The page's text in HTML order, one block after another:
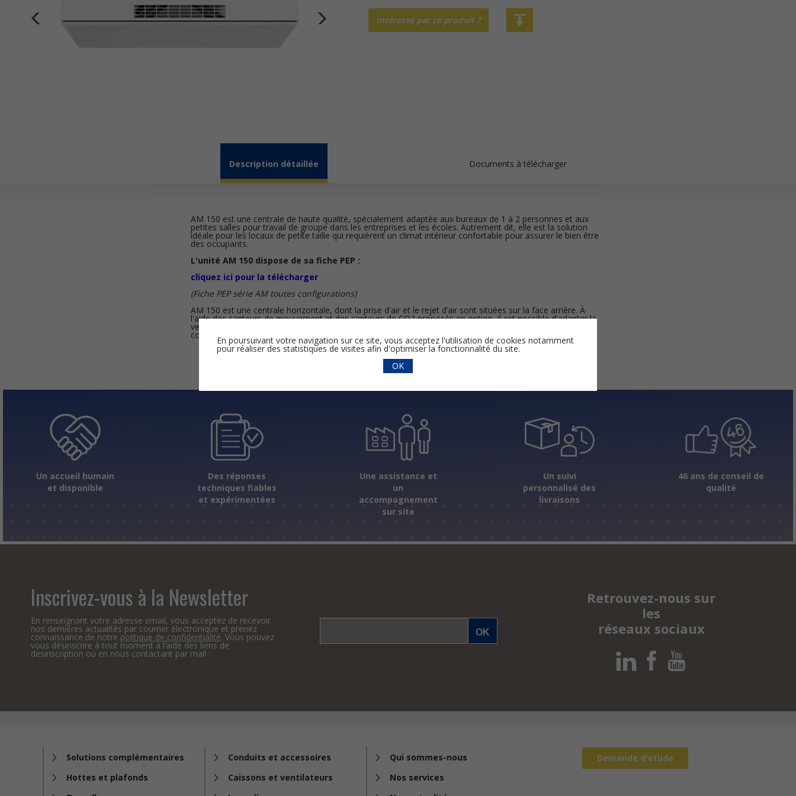
Intéressé par ce produit ?
Description détaillée Documents à télécharger
AM 150 est une centrale de haute qualité, spécialement adaptée aux bureaux de 1 à 2 personnes et aux
petites salles pour travail de groupe dans les entreprises et les écoles. Autrement dit, elle est la solution
idéale pour les locaux de petite taille qui requièrent un climat intérieur confortable pour assurer le bien être
des occupants.
L'unité AM 150 dispose de sa fiche PEP :
cliquez ici pour la télécharger
(Fiche PEP série AM toutes configurations)
AM 150 est une centrale horizontale, dont la prise d'air et le rejet d’air sont situées sur la face arrière. À
l'aide des capteurs de mouvement et des capteurs de CO2 proposés en option, il est possible d'adapter la
ventilation aux besoins, selon le nombre d'occupants. Par ailleurs, la régulation automatique peut être
combinée à Airmaster Airlinq® Online.
Un accueil humain
et disponible
Des réponses
techniques fiables
et expérimentées
Une assistance et
un
accompagnement
sur site
Un suivi
personnalisé des
livraisons
46 ans de conseil de
qualité
Inscrivez-vous à la Newsletter
En renseignant votre adresse email, vous acceptez de recevoir
nos dernières actualités par courrier électronique et prenez
connaissance de notre politique de confidentialité. Vous pouvez
vous désinscrire à tout moment à l’aide des liens de
desinscription ou en nous contactant par mail
Retrouvez-nous sur
les
réseaux sociaux
Solutions complémentaires
Conduits et accessoires
Hottes et plafonds
Caissons et ventilateurs
Qui sommes-nous
Nos services
Demande d'étude
En poursuivant votre navigation sur ce site, vous acceptez l'utilisation de cookies notamment
pour réaliser des statistiques de visites afin d'optimiser la fonctionnalité du site.
OK